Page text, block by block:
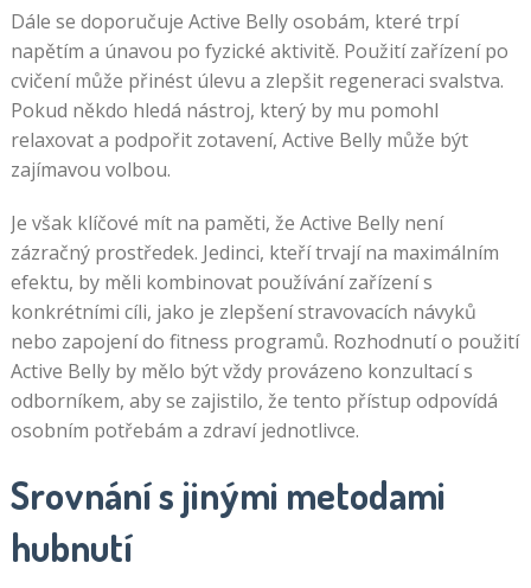
Dále se doporučuje Active Belly osobám, které trpí
napětím a únavou po fyzické aktivitě. Použití zařízení po
cvičení může přinést úlevu a zlepšit regeneraci svalstva.
Pokud někdo hledá nástroj, který by mu pomohl
relaxovat a podpořit zotavení, Active Belly může být
zajímavou volbou.
Je však klíčové mít na paměti, že Active Belly není
zázračný prostředek. Jedinci, kteří trvají na maximálním
efektu, by měli kombinovat používání zařízení s
konkrétními cíli, jako je zlepšení stravovacích návyků
nebo zapojení do fitness programů. Rozhodnutí o použití
Active Belly by mělo být vždy provázeno konzultací s
odborníkem, aby se zajistilo, že tento přístup odpovídá
osobním potřebám a zdraví jednotlivce.
Srovnání s jinými metodami
hubnutí